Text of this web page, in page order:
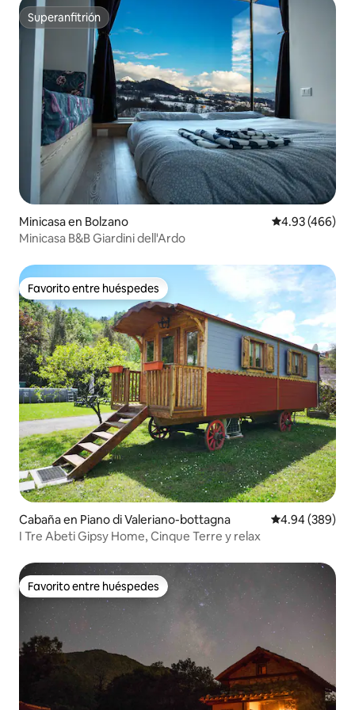
Superanfitrión
Superanfitrión
Minicasa en Bolzano Calificación
4.93 (466)
Minicasa B&B Giardini dell'Ardo
Favorito entre huéspedes
Favorito entre huéspedes
Cabaña en Piano di Valeriano-bottagna Calificación
4.94 (389)
I Tre Abeti Gipsy Home, Cinque Terre y relax
Favorito entre huéspedes
Favorito entre huéspedes